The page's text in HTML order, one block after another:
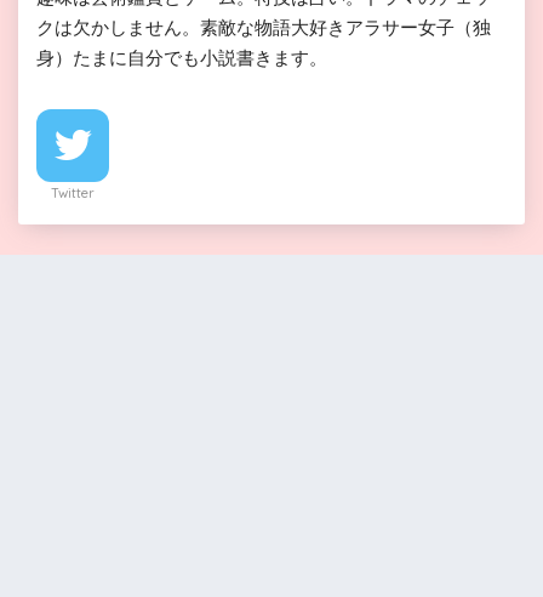
クは欠かしません。素敵な物語大好きアラサー女子（独
身）たまに自分でも小説書きます。
Twitter